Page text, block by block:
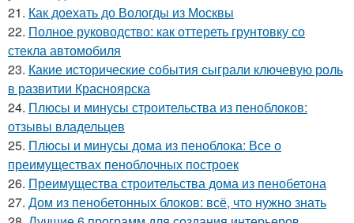
21. Как доехать до Вологды из Москвы
22. Полное руководство: как оттереть грунтовку со
стекла автомобиля
23. Какие исторические события сыграли ключевую роль
в развитии Красноярска
24. Плюсы и минусы строительства из пеноблоков:
отзывы владельцев
25. Плюсы и минусы дома из пеноблока: Все о
преимуществах пеноблочных построек
26. Преимущества строительства дома из пенобетона
27. Дом из пенобетонных блоков: всё, что нужно знать